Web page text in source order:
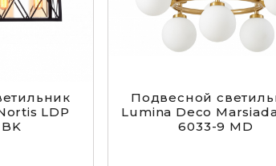
LDP
BK
Подвесной
Lumina Deco
6033-9 MD